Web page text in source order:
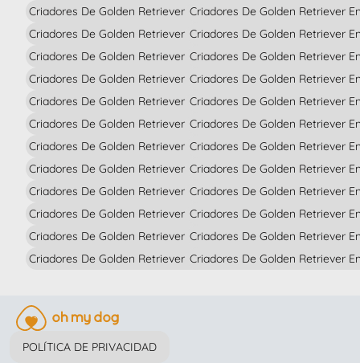
Criadores De Golden Retriever En Ciudad Real
Criadores De Golden Retriever En Córdoba
Criadores De Golden Retriever En La Coruña
Criadores De Golden Retriever En Cuenca
Criadores De Golden Retriever En Gerona
Criadores De Golden Retriever En Granada
Criadores De Golden Retriever En Guadalajara
Criadores De Golden Retriever En Guipúzcoa
Criadores De Golden Retriever En Huelva
Criadores De Golden Retriever En Huesca
Criadores De Golden Retriever En Islas Baleares
Criadores De Golden Retriever En Jaén
Criadores De Golden Retriever
Criadores De Golden Retriever
Criadores De Golden Retriever
Criadores De Golden Retriever
Criadores De Golden Retriever
Criadores De Golden Retriever
Criadores De Golden Retriever
Criadores De Golden Retriever
Criadores De Golden Retriever
Criadores De Golden Retriever
Criadores De Golden Retriever
Criadores De Golden Retriever
POLÍTICA DE PRIVACIDAD